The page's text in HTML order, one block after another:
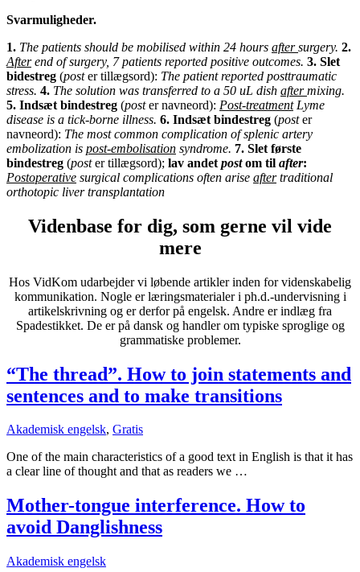
Svarmuligheder.
1. The patients should be mobilised within 24 hours aftersurgery. 2.
Afterend of surgery, 7 patients reported positive outcomes. 3. Slet
bidestreg (poster tillægsord): The patient reported posttraumatic
stress. 4. The solution was transferred to a 50 uL dish aftermixing.
5. Indsæt bindestreg (poster navneord): Post-treatmentLyme
disease is a tick-borne illness. 6. Indsæt bindestreg (poster
navneord): The most common complication of splenic artery
embolization is post-embolisation syndrome. 7. Slet første
bindestreg (poster tillægsord); lav andet postom til after:
Postoperative surgical complications often arise aftertraditional
orthotopic liver transplantation
Videnbase for dig, som gerne vil vide
mere
Hos VidKom udarbejder vi løbende artikler inden for videnskabelig
kommunikation. Nogle er læringsmaterialer i ph.d.-undervisning i
artikelskrivning og er derfor på engelsk. Andre er indlæg fra
Spadestikket. De er på dansk og handler om typiske sproglige og
grammatiske problemer.
“The thread”. How to join statements and
sentences and to make transitions
Akademisk engelsk, Gratis
One of the main characteristics of a good text in English is that it has
a clear line of thought and that as readers we …
Mother-tongue interference. How to
avoid Danglishness
Akademisk engelsk